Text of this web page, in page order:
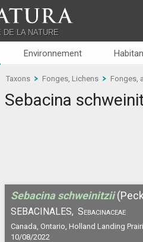
DE LA NATURE
Environnement
Taxons Fonges, Lichens Fonges,
Sebacina
Sebacina schweinitzii
SEBACINALES, Sebacinaceae
Canada, Ontario, Holland Landing
10/08/2022